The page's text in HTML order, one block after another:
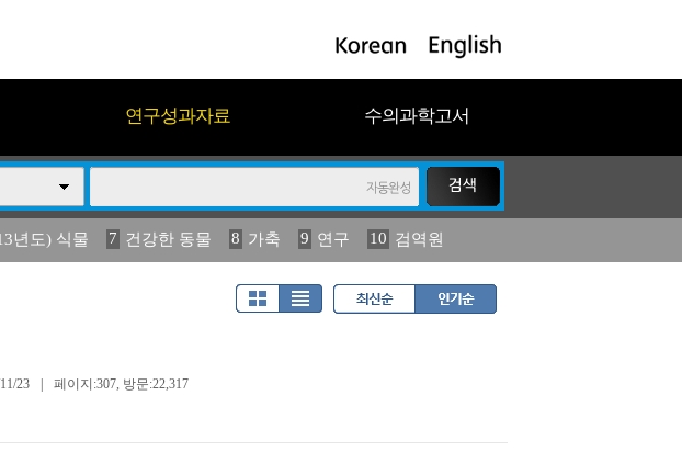
연구성과자료 수의과학고서
년도) 식물 7 건강한 동물 8 가축 9 연구 10 검역원
구제역 16 관리 17 연보 18 농림수산 19 2023
23 페이지:307, 방문:22,317